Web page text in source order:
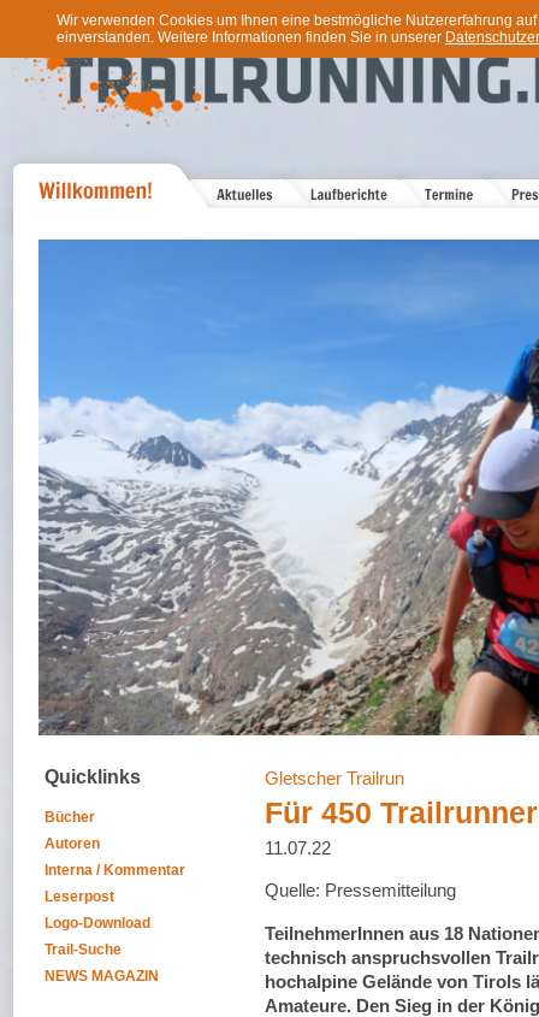
Wir verwenden Cookies um Ihnen eine bestmögliche Nutzererfahrung
einverstanden. Weitere Informationen finden Sie in unserer
Quicklinks
Bücher
Autoren
Interna / Kommentar
Leserpost
Logo-Download
Trail-Suche
NEWS MAGAZIN
Gletscher Trailrun
Für 450
11.07.22
Quelle: Pressemitteilung
TeilnehmerInnen aus 18
technisch anspruchsvollen
hochalpine Gelände von Tirols
Amateure. Den Sieg in der